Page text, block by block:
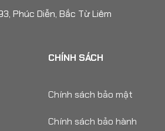
Phúc Diễn, Bắc Từ Liêm
CHÍNH SÁCH
Chính sách bảo mật
Chính sách bảo hành